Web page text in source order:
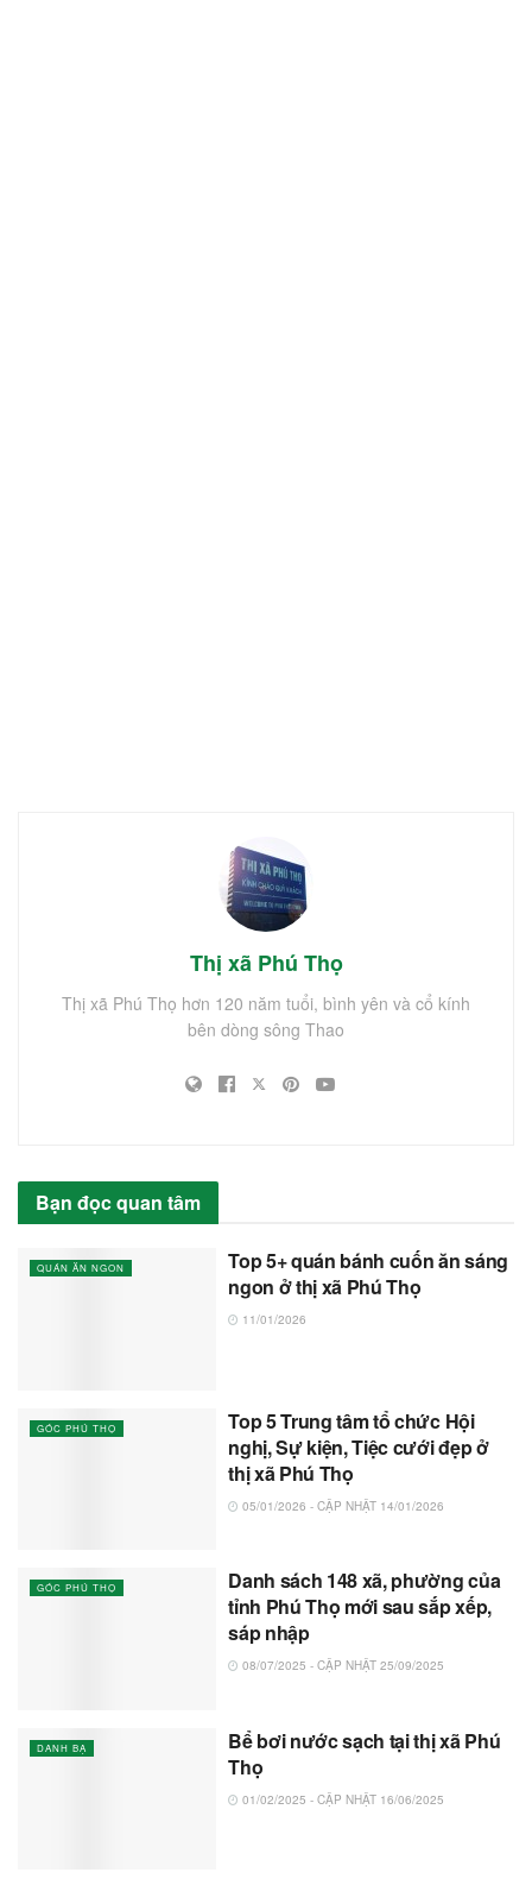
Thị xã Phú Thọ
Thị xã Phú Thọ hơn 120 năm tuổi, bình yên và cổ kính
bên dòng sông Thao
Bạn đọc quan tâm
QUÁN ĂN NGON
Top 5+ quán bánh cuốn ăn sáng
ngon ở thị xã Phú Thọ
11/01/2026
GÓC PHÚ THỌ
Top 5 Trung tâm tổ chức Hội
nghị, Sự kiện, Tiệc cưới đẹp ở
thị xã Phú Thọ
05/01/2026 - CẬP NHẬT 14/01/2026
GÓC PHÚ THỌ
Danh sách 148 xã, phường của
tỉnh Phú Thọ mới sau sắp xếp,
sáp nhập
08/07/2025 - CẬP NHẬT 25/09/2025
DANH BẠ
Bể bơi nước sạch tại thị xã Phú
Thọ
01/02/2025 - CẬP NHẬT 16/06/2025